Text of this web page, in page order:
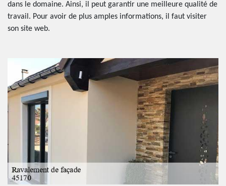
dans le domaine. Ainsi, il peut garantir une meilleure qualité de
travail. Pour avoir de plus amples informations, il faut visiter
son site web.